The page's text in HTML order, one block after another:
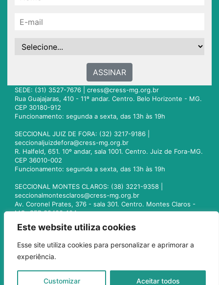
Este website utiliza cookies
Esse site utiliza cookies para personalizar e aprimorar a
experiência.
Customizar Aceitar todos
ASSINAR
SEDE: (31) 3527-7676 | cress@cress-mg.org.br
Rua Guajajaras, 410 - 11º andar. Centro. Belo Horizonte - MG.
CEP 30180-912
Funcionamento: segunda a sexta, das 13h às 19h
SECCIONAL JUIZ DE FORA: (32) 3217-9186 |
seccionaljuizdefora@cress-mg.org.br
R. Halfeld, 651. 10º andar, sala 1001. Centro. Juiz de Fora-MG.
CEP 36010-002
Funcionamento: segunda a sexta, das 13h às 19h
SECCIONAL MONTES CLAROS: (38) 3221-9358 |
seccionalmontesclaros@cress-mg.org.br
Av. Coronel Prates, 376 - sala 301. Centro. Montes Claros -
MG. CEP 39400-104
seccionaluberlandia@cress-mg.org.br
Av. Afonso Pena, 547 - sala 101. Uberlândia - MG. CEP